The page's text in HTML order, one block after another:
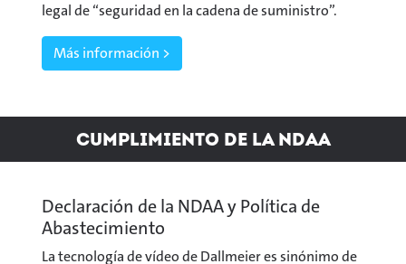
legal de “seguridad en la cadena de suministro”.
Más información >
Cumplimiento de la NDAA
Declaración de la NDAA y Política de
Abastecimiento
La tecnología de vídeo de Dallmeier es sinónimo de